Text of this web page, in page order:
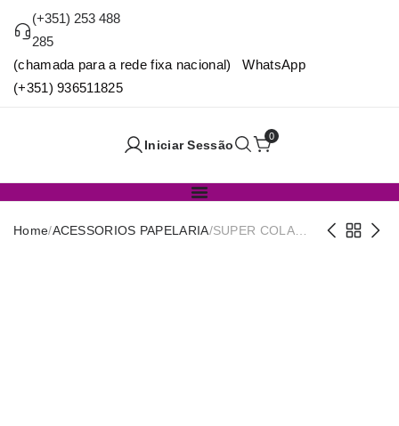
(+351) 253 488
285
(chamada para a rede fixa nacional) WhatsApp
(+351) 936511825
Iniciar Sessão
0
Home/ACESSORIOS PAPELARIA/SUPER COLA